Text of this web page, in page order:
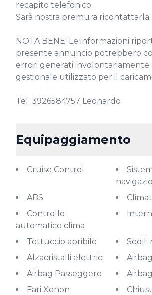
recapito telefonico.
Sarà nostra premura ricontattarla.
NOTA BENE: Le informazioni
presente annuncio potrebbero
errori generati involontariamente
gestionale utilizzato per il
Tel. 3926584757 Leonardo
Equipaggiamento
Cruise Control
Sistema di
ABS
Controllo
automatico clima
Tettuccio apribile
Alzacristalli elettrici
Airbag
Airbag Passeggero
Fari Xenon
Chiusura